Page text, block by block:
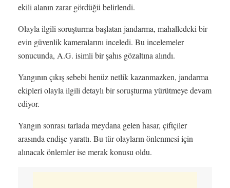
ekili alanın zarar gördüğü belirlendi.
Olayla ilgili soruşturma başlatan jandarma, mahalledeki bir
evin güvenlik kameralarını inceledi. Bu incelemeler
sonucunda, A.G. isimli bir şahıs gözaltına alındı.
Yangının çıkış sebebi henüz netlik kazanmazken, jandarma
ekipleri olayla ilgili detaylı bir soruşturma yürütmeye devam
ediyor.
Yangın sonrası tarlada meydana gelen hasar, çiftçiler
arasında endişe yarattı. Bu tür olayların önlenmesi için
alınacak önlemler ise merak konusu oldu.